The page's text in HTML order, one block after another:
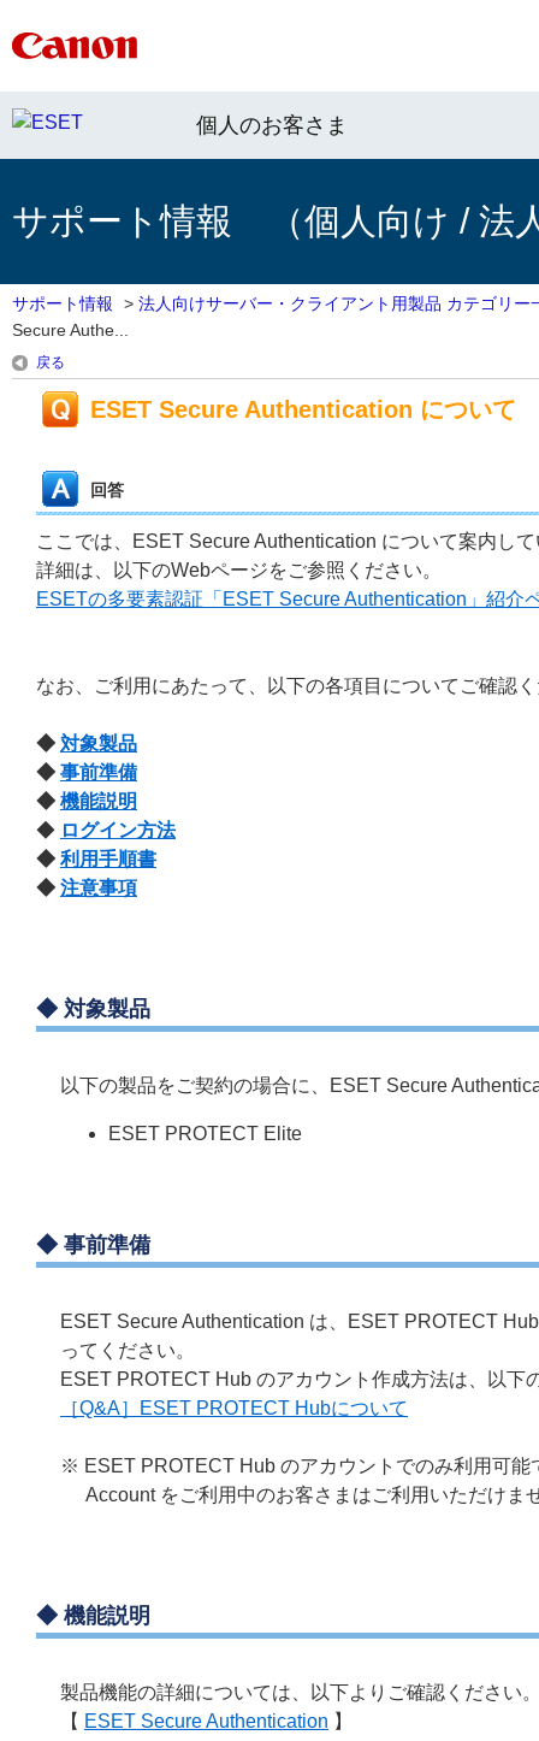
個人のお客さま
サポート情報 （個人向け / 法
サポート情報 > 法人向けサーバー・クライアント用製品 カテゴリー
Secure Authe...
戻る
ESET Secure Authentication について
回答
ここでは、ESET Secure Authentication について案内し
詳細は、以下のWebページをご参照ください。
ESETの多要素認証「ESET Secure Authentication」紹介
なお、ご利用にあたって、以下の各項目についてご確認
◆ 対象製品
◆ 事前準備
◆ 機能説明
◆ ログイン方法
◆ 利用手順書
◆ 注意事項
◆ 対象製品
以下の製品をご契約の場合に、ESET Secure
ESET PROTECT Elite
◆ 事前準備
ESET Secure Authentication は、ESET PROTECT
ってください。
ESET PROTECT Hub のアカウント作成方法は、以下
［Q&A］ESET PROTECT Hubについて
※ ESET PROTECT Hub のアカウントでのみ利用可
Account をご利用中のお客さまはご利用いただけま
◆ 機能説明
製品機能の詳細については、以下よりご確認ください
【 ESET Secure Authentication 】